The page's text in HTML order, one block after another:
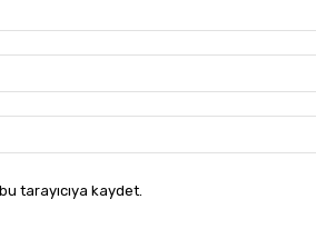
tarayıcıya kaydet.